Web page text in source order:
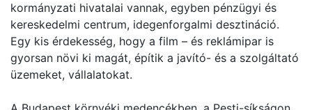
kormányzati hivatalai vannak, egyben pénzügyi és
kereskedelmi centrum, idegenforgalmi desztináció.
Egy kis érdekesség, hogy a film – és reklámipar is
gyorsan növi ki magát, építik a javító- és a szolgáltató
üzemeket, vállalatokat.